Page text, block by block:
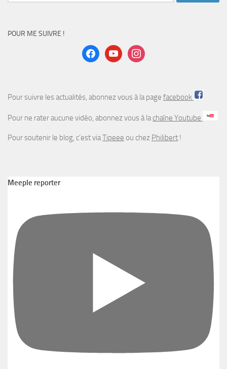
POUR ME SUIVRE !
facebookyoutubeinstagram
Pour suivre les actualités, abonnez vous à la page facebook
Pour ne rater aucune vidéo, abonnez vous à lachaîne Youtube
Pour soutenir le blog, c’est viaTipeee ou chez Philibert !
Meeple reporter